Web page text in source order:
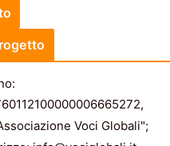
Voci Globali";